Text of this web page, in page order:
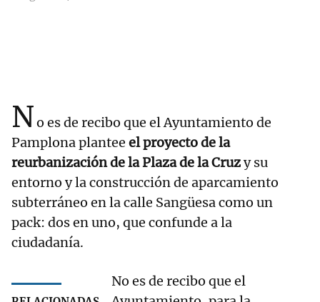
No es de recibo que el Ayuntamiento de
Pamplona plantee el proyecto de la
reurbanización de la Plaza de la Cruzy su
entorno y la construcción de aparcamiento
subterráneo en la calle Sangüesa como un
pack: dos en uno, que confunde a la
ciudadanía.
No es de recibo que el